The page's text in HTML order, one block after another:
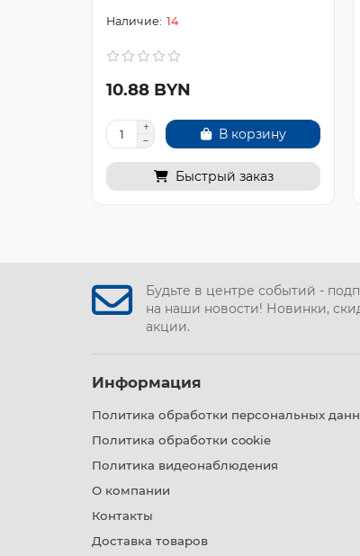
14
10.88 BYN
В корзину
Быстрый заказ
Будьте в центре событий -
на наши новости! Новинки,
акции.
Информация
Политика обработки персональных
Политика обработки cookie
Политика видеонаблюдения
О компании
Контакты
Доставка товаров